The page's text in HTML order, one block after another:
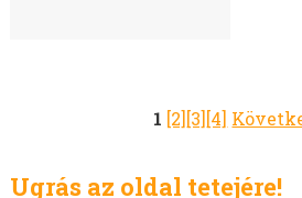
1 [2][3][4]
Ugrás az oldal tetejére!